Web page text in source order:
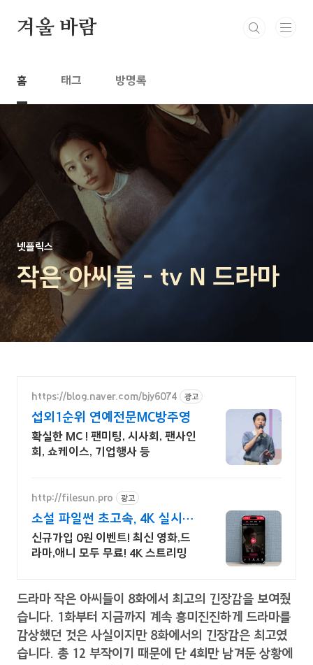
겨울 바람
홈 태그 방명록
넷플릭스
작은 아씨들 - tv N 드라마
https://blog.naver.com/bjy6074 광고
섭외1순위 연예전문MC방주영
확실한 MC ! 팬미팅, 시사회, 팬사인
회, 쇼케이스, 기업행사 등
http://filesun.pro 광고
소설 파일썬 초고속, 4K 실시간
보기!
신규가입 0원 이벤트! 최신 영화,드
라마,애니 모두 무료! 4K 스트리밍
드라마 작은 아씨들이 8화에서 최고의 긴장감을 보여줬
습니다. 1화부터 지금까지 계속 흥미진진하게 드라마를
감상했던 것은 사실이지만 8화에서의 긴장감은 최고였
습니다. 총 12 부작이기 때문에 단 4회만 남겨둔 상황에